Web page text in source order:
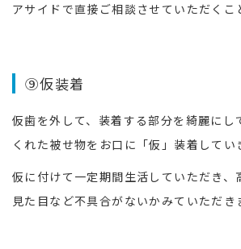
アサイドで直接ご相談させていただくこ
⑨仮装着
仮歯を外して、装着する部分を綺麗にし
くれた被せ物をお口に「仮」装着してい
仮に付けて一定期間生活していただき、
見た目など不具合がないかみていただき